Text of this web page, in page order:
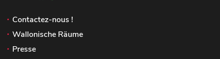
Contactez-nous !
Wallonische Räume
Presse